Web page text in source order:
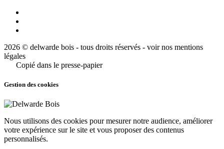
2026 © delwarde bois - tous droits réservés - voir nos mentions
légales
Copié dans le presse-papier
Gestion des cookies
Nous utilisons des cookies pour mesurer notre audience, améliorer
votre expérience sur le site et vous proposer des contenus
personnalisés.